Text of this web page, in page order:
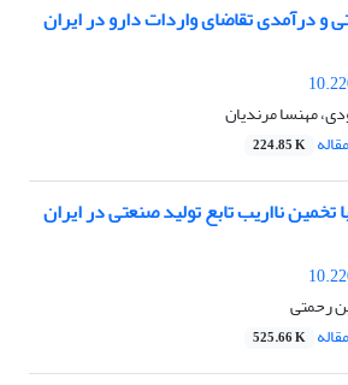
درآمدی تقاضای واردات دارو در ایران
مهنسا مرندیان
224.85 K
نااریب تابع تولید صنعتی در ایران
رحمتی
525.66 K